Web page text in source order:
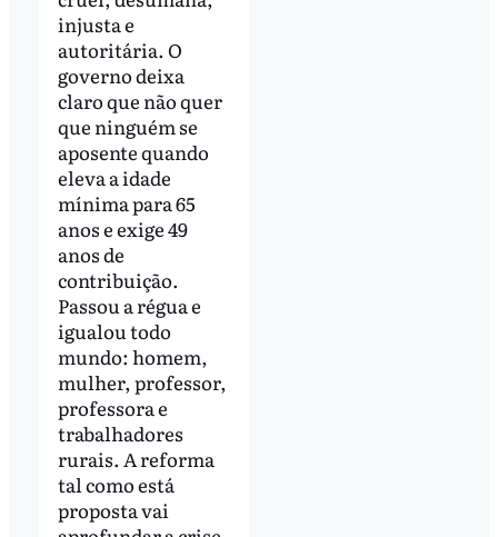
injusta e
autoritária. O
governo deixa
claro que não quer
que ninguém se
aposente quando
eleva a idade
mínima para 65
anos e exige 49
anos de
contribuição.
Passou a régua e
igualou todo
mundo: homem,
mulher, professor,
professora e
trabalhadores
rurais. A reforma
tal como está
proposta vai